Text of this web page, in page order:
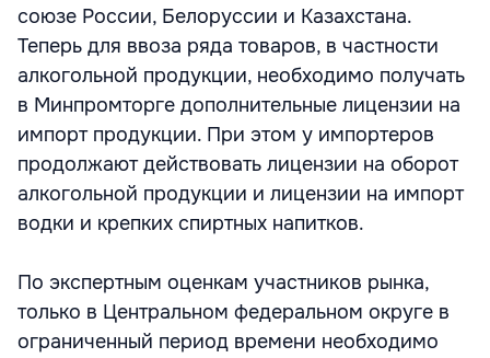
союзе России, Белоруссии и Казахстана.
Теперь для ввоза ряда товаров, в частности
алкогольной продукции, необходимо получать
в Минпромторге дополнительные лицензии на
импорт продукции. При этом у импортеров
продолжают действовать лицензии на оборот
алкогольной продукции и лицензии на импорт
водки и крепких спиртных напитков.
По экспертным оценкам участников рынка,
только в Центральном федеральном округе в
ограниченный период времени необходимо